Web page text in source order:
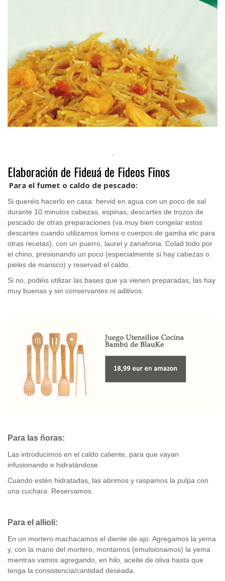
.
Elaboración de Fideuá de Fideos Finos
Para el fumet o caldo de pescado:
Si queréis hacerlo en casa: hervid en agua con un poco de sal
durante 10 minutos cabezas, espinas, descartes de trozos de
pescado de otras preparaciones (va muy bien congelar estos
descartes cuando utilizamos lomos o cuerpos de gamba etc para
otras recetas), con un puerro, laurel y zanahoria. Colad todo por
el chino, presionando un poco (especialmente si hay cabezas o
pieles de marisco) y reservad el caldo.
Si no, podéis utilizar las bases que ya vienen preparadas, las hay
muy buenas y sin conservantes ni aditivos.
Para las ñoras:
Las introducimos en el caldo caliente, para que vayan
infusionando e hidratándose.
Cuando estén hidratadas, las abrimos y raspamos la pulpa con
una cuchara. Reservamos.
Para el allioli:
En un mortero machacamos el diente de ajo. Agregamos la yema
y, con la mano del mortero, montamos (emulsionamos) la yema
mientras vamos agregando, en hilo, aceite de oliva hasta que
tenga la consistencia/cantidad deseada.